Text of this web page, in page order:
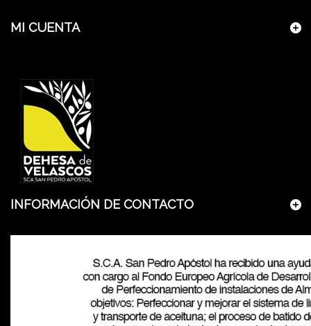
MI CUENTA
INFORMACIÓN DE CONTACTO